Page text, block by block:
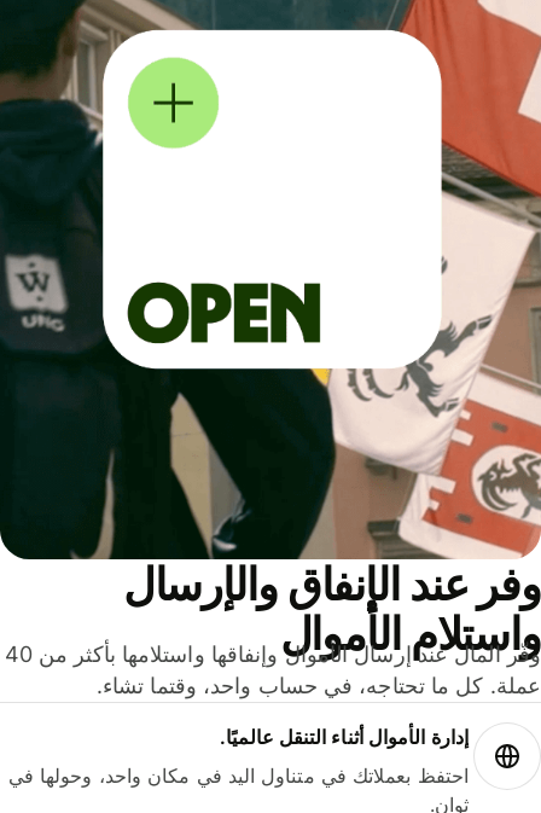
عند الإنفاق والإرسال
الأموال
وفّر المال عند إرسال الأموال وإنفاقها واستلامها بأكثر من 40
كل ما تحتاجه، في حساب واحد، وقتما تشاء.
إدارة الأموال أثناء التنقل عالميًا.
احتفظ بعملاتك في متناول اليد في مكان واحد، وحولها في
ثوانٍ.